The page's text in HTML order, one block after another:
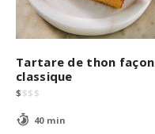
Tartare de thon façon
classique
$ $$ $
40 min